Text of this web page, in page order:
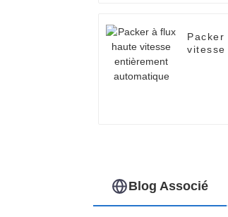
Blog Associé